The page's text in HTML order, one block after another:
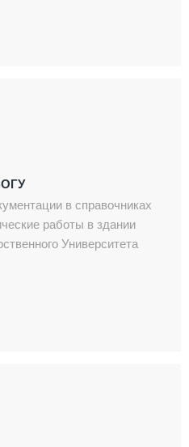
в справочниках
работы в здании
Университета